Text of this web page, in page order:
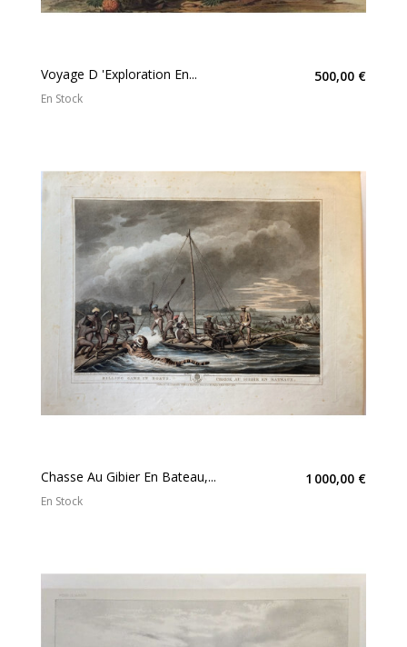
Voyage D 'exploration En... 500,00 €
En Stock
Chasse Au Gibier En Bateau,... 1 000,00 €
En Stock